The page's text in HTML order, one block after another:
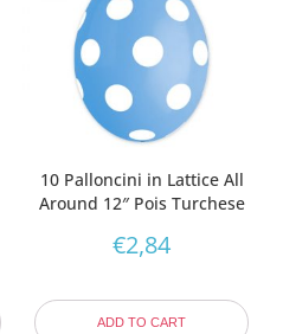
10 Palloncini in Lattice All
Around 12″ Pois Turchese
€2,84
ADD TO CART